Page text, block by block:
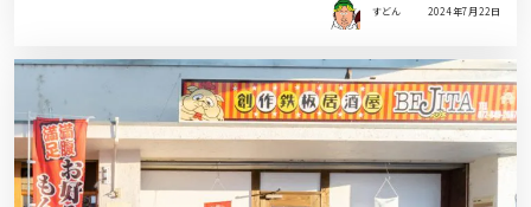
すどん 2024年7月22日